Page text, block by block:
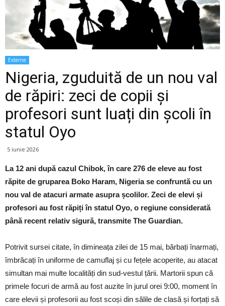
Externe
Nigeria, zguduită de un nou val
de răpiri: zeci de copii și
profesori sunt luați din școli în
statul Oyo
5 iunie 2026
La 12 ani după cazul Chibok, în care 276 de eleve au fost
răpite de gruparea Boko Haram, Nigeria se confruntă cu un
nou val de atacuri armate asupra școlilor. Zeci de elevi și
profesori au fost răpiți în statul Oyo, o regiune considerată
până recent relativ sigură, transmite The Guardian.
Potrivit sursei citate, în dimineața zilei de 15 mai, bărbați înarmați,
îmbrăcați în uniforme de camuflaj și cu fețele acoperite, au atacat
simultan mai multe localități din sud-vestul țării. Martorii spun că
primele focuri de armă au fost auzite în jurul orei 9:00, moment în
care elevii și profesorii au fost scoși din sălile de clasă și forțați să